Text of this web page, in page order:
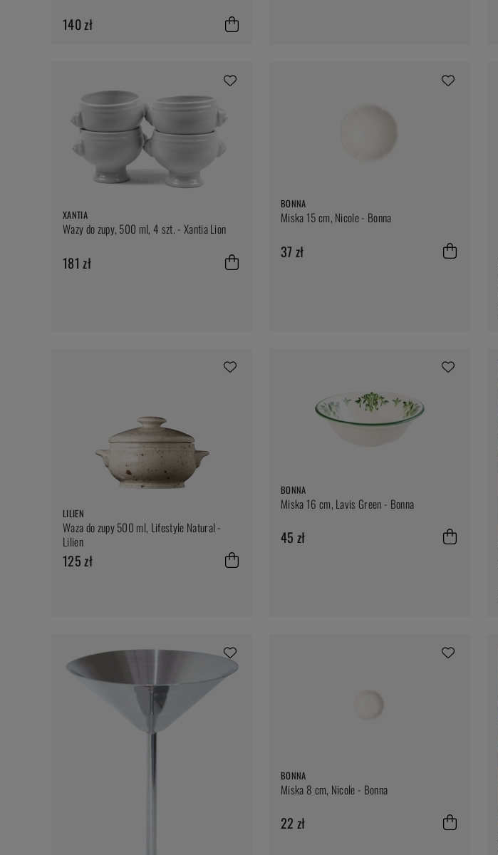
140 zł
XANTIA
Wazy do zupy, 500 ml, 4 szt. - Xantia Lion
181 zł
BONNA
Miska 15 cm, Nicole - Bonna
37 zł
LILIEN
Waza do zupy 500 ml, Lifestyle Natural -
Lilien
125 zł
BONNA
Miska 16 cm, Lavis Green - Bonna
45 zł
BONNA
Miska 8 cm, Nicole - Bonna
22 zł